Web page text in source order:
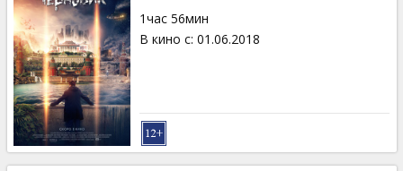
1час 56мин
В кино с: 01.06.2018